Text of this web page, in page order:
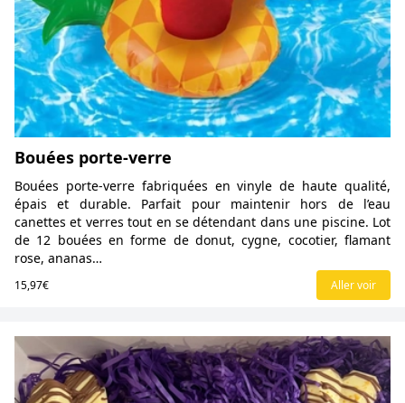
Bouées porte-verre
Bouées porte-verre fabriquées en vinyle de haute qualité,
épais et durable. Parfait pour maintenir hors de l’eau
canettes et verres tout en se détendant dans une piscine. Lot
de 12 bouées en forme de donut, cygne, cocotier, flamant
rose, ananas…
15,97€ Aller voir